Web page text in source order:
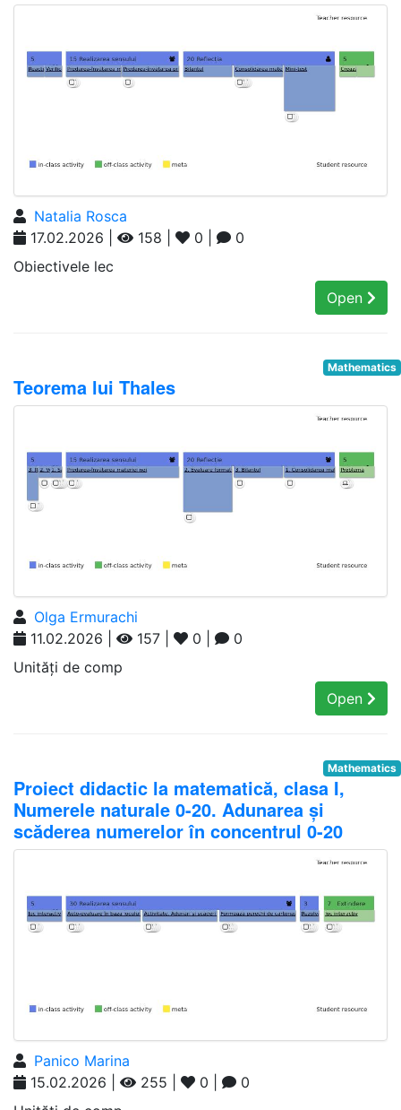
Natalia Rosca
17.02.2026 |
158 | 0 |
0
Obiectivele lec
Open
Mathematics
Teorema lui Thales
Olga Ermurachi
11.02.2026 |
157 | 0 |
0
Unități de comp
Open
Mathematics
Proiect didactic la matematică, clasa I,
Numerele naturale 0-20. Adunarea și
scăderea numerelor în concentrul 0-20
Panico Marina
15.02.2026 |
255 | 0 |
0